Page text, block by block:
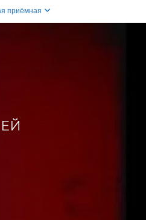
приёмная